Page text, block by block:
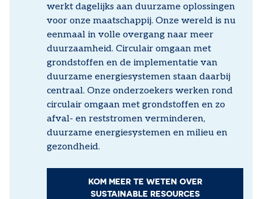
werkt dagelijks aan duurzame oplossingen
voor onze maatschappij. Onze wereld is nu
eenmaal in volle overgang naar meer
duurzaamheid. Circulair omgaan met
grondstoffen en de implementatie van
duurzame energiesystemen staan daarbij
centraal. Onze onderzoekers werken rond
circulair omgaan met grondstoffen en zo
afval- en reststromen verminderen,
duurzame energiesystemen en milieu en
gezondheid.
KOM MEER TE WETEN OVER
SUSTAINABLE RESOURCES